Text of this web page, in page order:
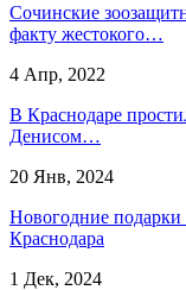
Сочинские
факту жестокого…
4 Апр, 2022
​В Краснодаре
Денисом…
20 Янв, 2024
Новогодние подарки
Краснодара
1 Дек, 2024